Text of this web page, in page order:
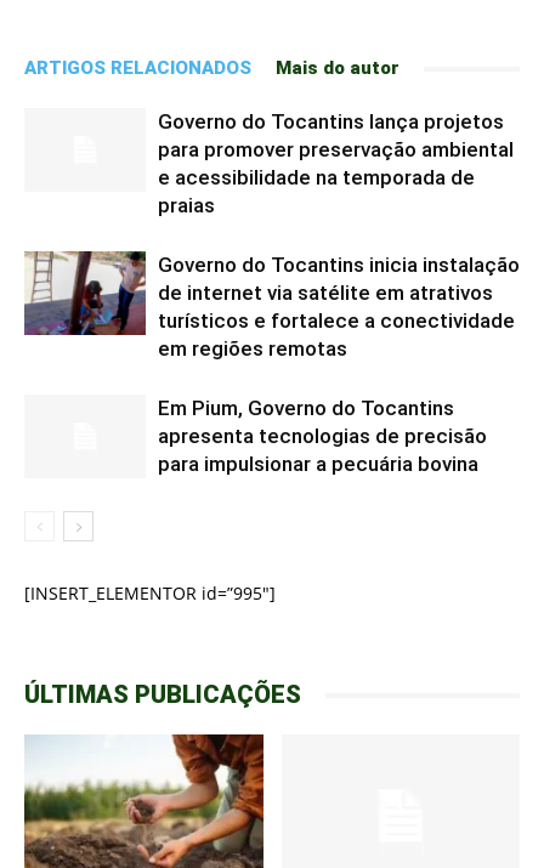
ARTIGOS RELACIONADOS Mais do autor
Governo do Tocantins lança projetos
para promover preservação ambiental
e acessibilidade na temporada de
praias
Governo do Tocantins inicia instalação
de internet via satélite em atrativos
turísticos e fortalece a conectividade
em regiões remotas
Em Pium, Governo do Tocantins
apresenta tecnologias de precisão
para impulsionar a pecuária bovina
[INSERT_ELEMENTOR id=”995″]
ÚLTIMAS PUBLICAÇÕES